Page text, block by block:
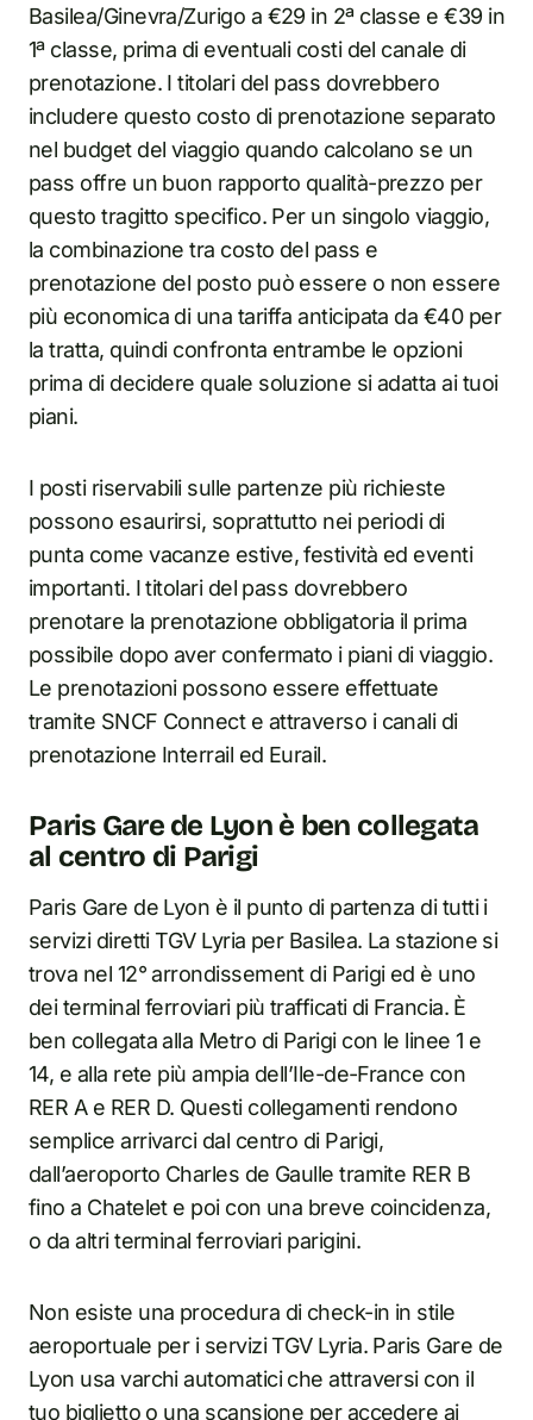
Basilea/Ginevra/Zurigo a €29 in 2ª classe e €39 in
1ª classe, prima di eventuali costi del canale di
prenotazione. I titolari del pass dovrebbero
includere questo costo di prenotazione separato
nel budget del viaggio quando calcolano se un
pass offre un buon rapporto qualità-prezzo per
questo tragitto specifico. Per un singolo viaggio,
la combinazione tra costo del pass e
prenotazione del posto può essere o non essere
più economica di una tariffa anticipata da €40 per
la tratta, quindi confronta entrambe le opzioni
prima di decidere quale soluzione si adatta ai tuoi
piani.
I posti riservabili sulle partenze più richieste
possono esaurirsi, soprattutto nei periodi di
punta come vacanze estive, festività ed eventi
importanti. I titolari del pass dovrebbero
prenotare la prenotazione obbligatoria il prima
possibile dopo aver confermato i piani di viaggio.
Le prenotazioni possono essere effettuate
tramite SNCF Connect e attraverso i canali di
prenotazione Interrail ed Eurail.
Paris Gare de Lyon è ben collegata
al centro di Parigi
Paris Gare de Lyon è il punto di partenza di tutti i
servizi diretti TGV Lyria per Basilea. La stazione si
trova nel 12° arrondissement di Parigi ed è uno
dei terminal ferroviari più trafficati di Francia. È
ben collegata alla Metro di Parigi con le linee 1 e
14, e alla rete più ampia dell’Ile-de-France con
RER A e RER D. Questi collegamenti rendono
semplice arrivarci dal centro di Parigi,
dall’aeroporto Charles de Gaulle tramite RER B
fino a Chatelet e poi con una breve coincidenza,
o da altri terminal ferroviari parigini.
Non esiste una procedura di check-in in stile
aeroportuale per i servizi TGV Lyria. Paris Gare de
Lyon usa varchi automatici che attraversi con il
tuo biglietto o una scansione per accedere ai